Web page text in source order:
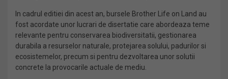
In cadrul editiei din acest an, bursele Brother Life on Land au
fost acordate unor lucrari de disertatie care abordeaza teme
relevante pentru conservarea biodiversitatii, gestionarea
durabila a resurselor naturale, protejarea solului, padurilor si
ecosistemelor, precum si pentru dezvoltarea unor solutii
concrete la provocarile actuale de mediu.